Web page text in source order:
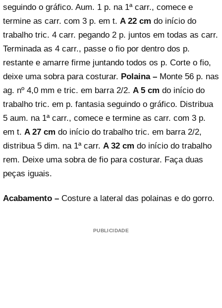
seguindo o gráfico. Aum. 1 p. na 1ª carr., comece e
termine as carr. com 3 p. em t. A 22 cm do início do
trabalho tric. 4 carr. pegando 2 p. juntos em todas as carr.
Terminada as 4 carr., passe o fio por dentro dos p.
restante e amarre firme juntando todos os p. Corte o fio,
deixe uma sobra para costurar. Polaina – Monte 56 p. nas
ag. nº 4,0 mm e tric. em barra 2/2. A 5 cm do início do
trabalho tric. em p. fantasia seguindo o gráfico. Distribua
5 aum. na 1ª carr., comece e termine as carr. com 3 p.
em t. A 27 cm do início do trabalho tric. em barra 2/2,
distribua 5 dim. na 1ª carr. A 32 cm do início do trabalho
rem. Deixe uma sobra de fio para costurar. Faça duas
peças iguais.
Acabamento – Costure a lateral das polainas e do gorro.
PUBLICIDADE